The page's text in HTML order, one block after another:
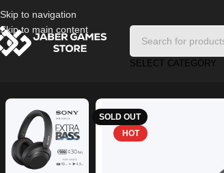
Skip to navigation
Skip to main content
SELECT CATEGORY
Headphones And Earphones/ Sony WH-
SOLD OUT
HOT